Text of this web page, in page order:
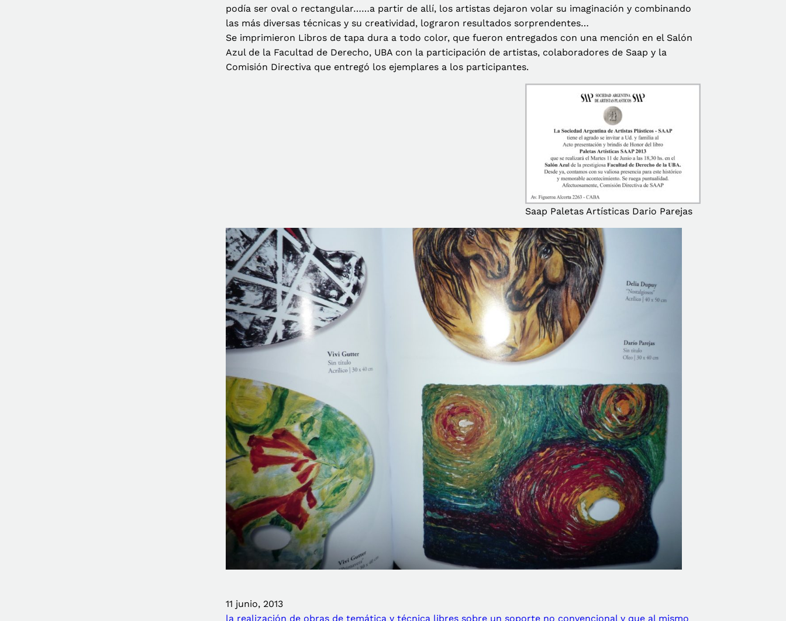
podía ser oval o rectangular……a partir de allí, los artistas dejaron volar su imaginación y combinando
las más diversas técnicas y su creatividad, lograron resultados sorprendentes…
Se imprimieron Libros de tapa dura a todo color, que fueron entregados con una mención en el Salón
Azul de la Facultad de Derecho, UBA con la participación de artistas, colaboradores de Saap y la
Comisión Directiva que entregó los ejemplares a los participantes.
Saap Paletas Artísticas Dario Parejas
11 junio, 2013
la realización de obras de temática y técnica libres sobre un soporte no convencional y que al mismo